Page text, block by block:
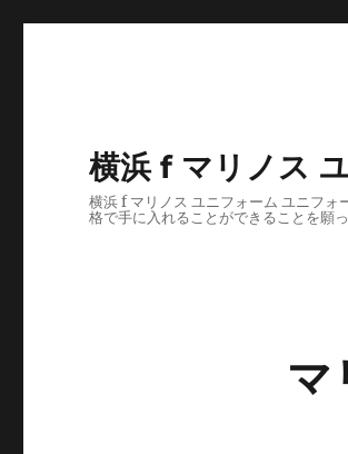
横浜 f マリノス
横浜 f マリノス ユニフォーム ユニフ
格で手に入れることができることを願っ
マ